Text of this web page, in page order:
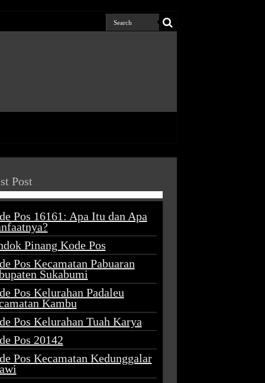
Post
Pos 16161: Apa Itu dan Apa
Pinang Kode Pos
Pos Kecamatan Pabuaran
Sukabumi
Pos Kelurahan Padaleu
Kambu
Pos Kelurahan Tuah Karya
Pos 20142
Pos Kecamatan Kedunggalar